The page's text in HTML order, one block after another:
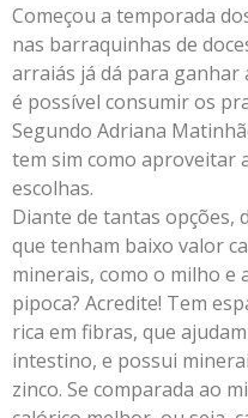
Começou a temporada
nas barraquinhas de
arraiás já dá para ganhar
é possível consumir os
Segundo Adriana
tem sim como aproveitar
escolhas.
Diante de tantas opções,
que tenham baixo valor
minerais, como o milho e
pipoca? Acredite! Tem
rica em fibras, que
intestino, e possui
zinco. Se comparada ao